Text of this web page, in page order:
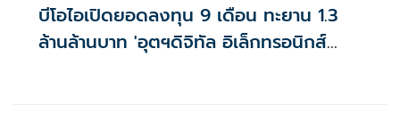
บีโอไอเปิดยอดลงทุน 9 เดือน ทะยาน 1.3
ล้านล้านบาท 'อุตฯดิจิทัล อิเล็กทรอนิกส์